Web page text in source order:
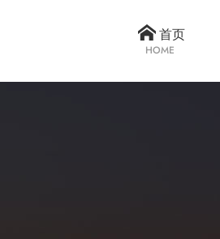
首页
HOME